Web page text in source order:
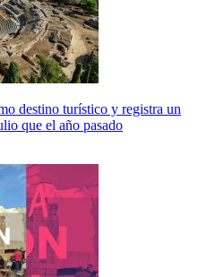
destino turístico y registra un
que el año pasado